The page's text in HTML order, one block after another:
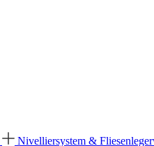
Nivelliersystem &